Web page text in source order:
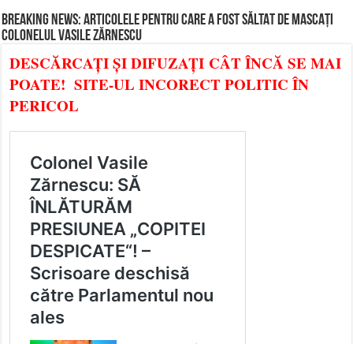
BREAKING NEWS: ARTICOLELE PENTRU CARE A FOST SĂLTAT DE MASCAȚI
COLONELUL VASILE ZĂRNESCU
DESCĂRCAȚI ȘI DIFUZAȚI CÂT ÎNCĂ SE MAI
POATE! SITE-UL INCORECT POLITIC ÎN
PERICOL